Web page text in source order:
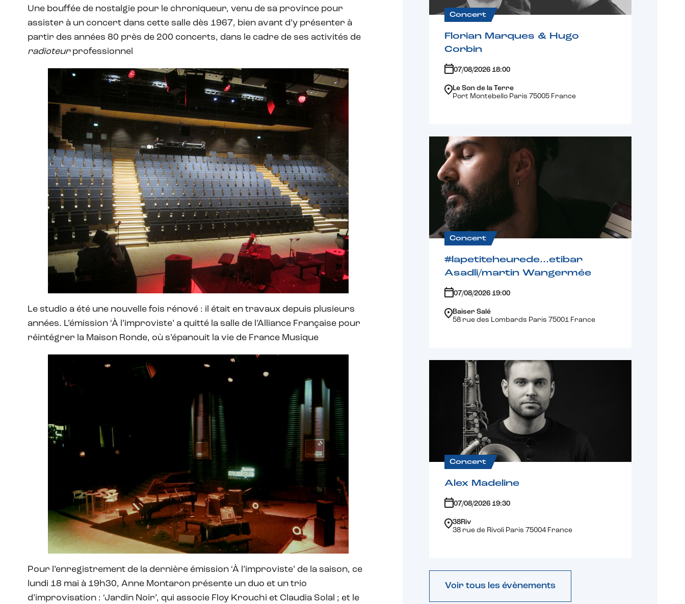
Une bouffée de nostalgie pour le chroniqueur, venu de sa province pour
assister à un concert dans cette salle dès 1967, bien avant d’y présenter à
partir des années 80 près de 200 concerts, dans le cadre de ses activités de
radioteurprofessionnel
Le studio a été une nouvelle fois rénové : il était en travaux depuis plusieurs
années. L’émission ‘À l’improviste’ a quitté la salle de l’Alliance Française pour
réintégrer la Maison Ronde, où s’épanouit la vie de France Musique
Pour l’enregistrement de la dernière émission ‘À l’improviste’ de la saison, ce
lundi 18 mai à 19h30, Anne Montaron présente un duo et un trio
d’improvisation : ‘Jardin Noir’, qui associe Floy Krouchi et Claudia Solal ; et le
Concert
Florian Marques & Hugo
Corbin
07/08/2026 18:00
Le Son de la Terre
Port Montebello Paris 75005 France
Concert
#lapetiteheurede…etibar
Asadli/martin Wangermée
07/08/2026 19:00
Baiser Salé
58 rue des Lombards Paris 75001 France
Concert
Alex Madeline
07/08/2026 19:30
38Riv
38 rue de Rivoli Paris 75004 France
Voir tous les évènements